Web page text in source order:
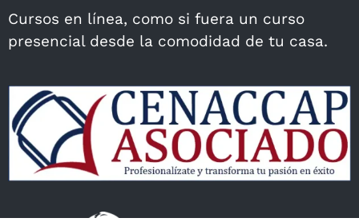
Cursos en línea, como si fuera un curso
presencial desde la comodidad de tu casa.